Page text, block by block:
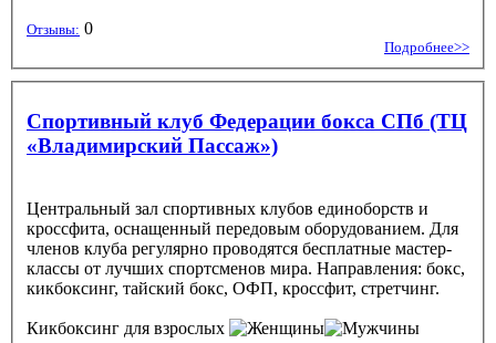
Отзывы: 0
Подробнее>>
Спортивный клуб Федерации бокса СПб (ТЦ
«Владимирский Пассаж»)
Центральный зал спортивных клубов единоборств и
кроссфита, оснащенный передовым оборудованием. Для
членов клуба регулярно проводятся бесплатные мастер-
классы от лучших спортсменов мира. Направления: бокс,
кикбоксинг, тайский бокс, ОФП, кроссфит, стретчинг.
Кикбоксинг для взрослых